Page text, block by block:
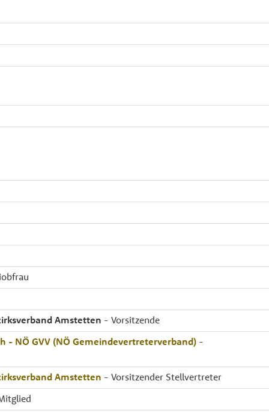
Amstetten - Vorsitzende
NÖ GVV (NÖ Gemeindevertreterverband) -
Amstetten - Vorsitzender Stellvertreter